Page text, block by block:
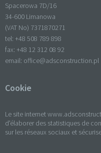
Spacerowa 7D/16
34-600 Limanowa
(VAT No) 7371870271
tel: +48 508 789 898
fax: +48 12 312 08 92
email: office@adsconstruction.pl
Cookie
Le site internet
d'élaborer des statistiques de
sur les réseaux sociaux et